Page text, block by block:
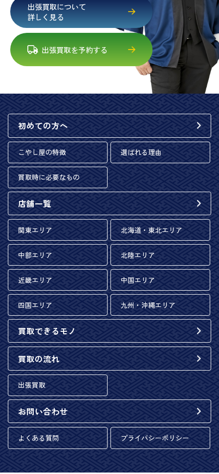
出張買取について
詳しく見る
出張買取を予約する
初めての方へ
こやし屋の特徴 選ばれる理由
買取時に必要なもの
店舗一覧
関東エリア 北海道・東北エリア
中部エリア 北陸エリア
近畿エリア 中国エリア
四国エリア 九州・沖縄エリア
買取できるモノ
買取の流れ
出張買取
お問い合わせ
よくある質問 プライバシーポリシー